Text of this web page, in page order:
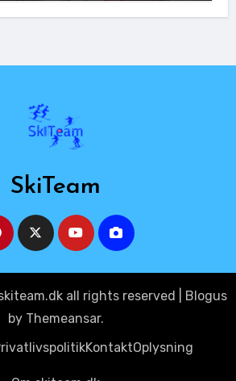
SkiTeam
all rights reserved
Blogus
by Themeansar.
KontaktOplysning